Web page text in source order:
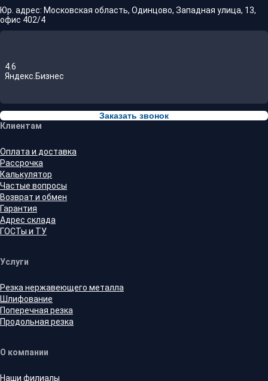
Юр. адрес: Московская область, Одинцово, Западная улица, 13,
офис 402/4
4.6
Яндекс.Бизнес
Заказать звонок
Клиентам
Оплата и доставка
Рассрочка
Калькулятор
Частые вопросы
Возврат и обмен
Гарантия
Адрес склада
ГОСТы и ТУ
Услуги
Резка нержавеющего металла
Шлифование
Поперечная резка
Продольная резка
О компании
Наши филиалы